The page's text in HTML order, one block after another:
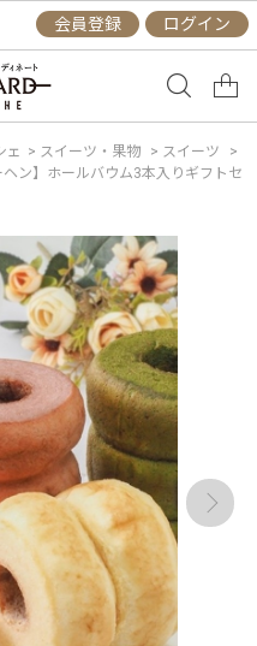
会員登録 ログイン
ェ > スイーツ・果物 > スイーツ
>
ヘン】ホールバウム3本入りギフトセ